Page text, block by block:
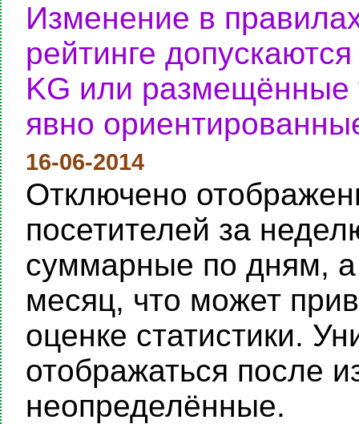
Изменение в
рейтинге
KG или размещённые
явно
16-06-2014
Отключено
посетителей за
суммарные по дням,
месяц, что может
оценке статистики.
отображаться после
неопределённые.